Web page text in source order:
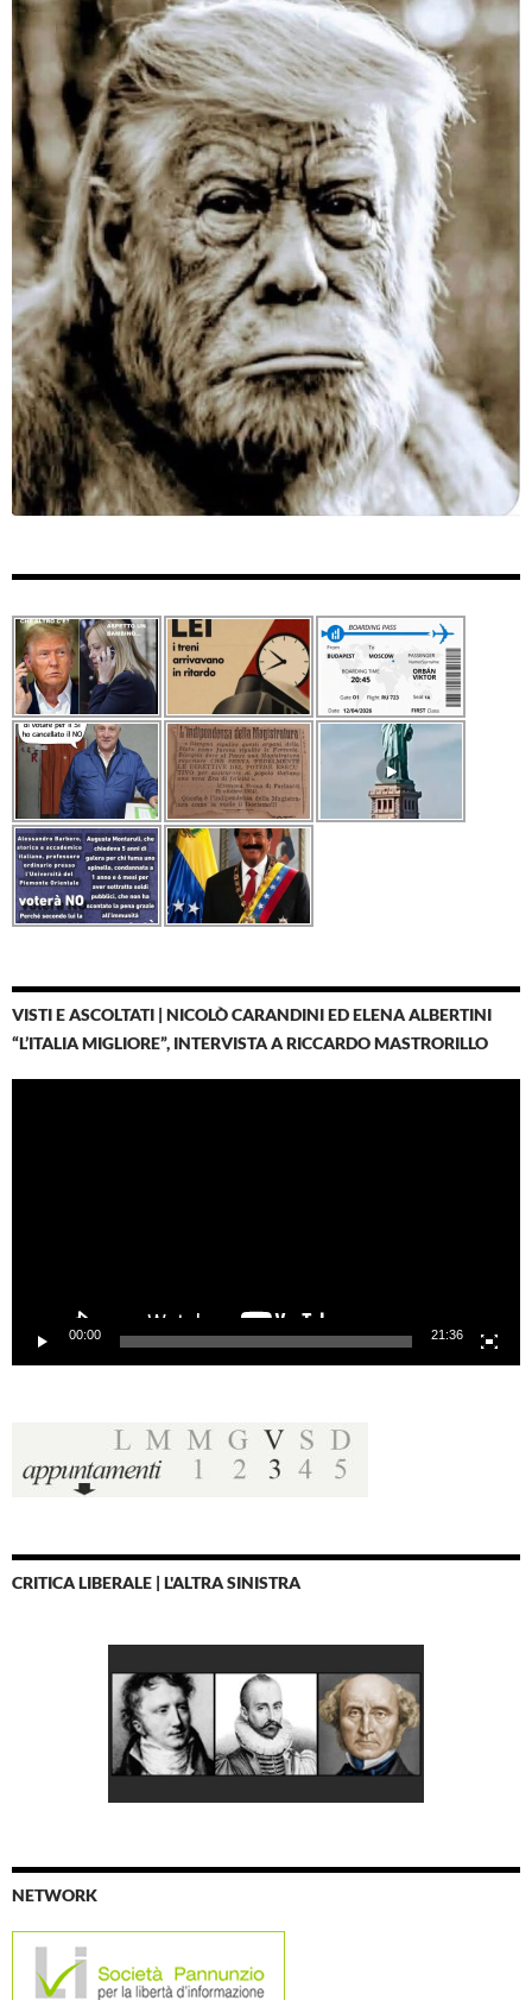
VISTI E ASCOLTATI | NICOLÒ CARANDINI ED ELENA ALBERTINI
“L’ITALIA MIGLIORE”, INTERVISTA A RICCARDO MASTRORILLO
00:00 21:36
CRITICA LIBERALE | L'ALTRA SINISTRA
NETWORK